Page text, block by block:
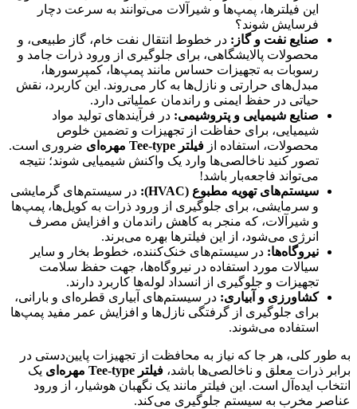
این فیلترها، پمپ‌ها و شیرآلات می‌توانند به سرعت دچار
فرسایش شوند؟
صنایع نفت و گاز: در خطوط انتقال نفت خام، گاز طبیعی، و
محصولات پالایشگاهی، برای جلوگیری از ورود ذرات جامد و
رسوبات به تجهیزات حساس مانند پمپ‌ها، کمپرسورها،
مبدل‌های حرارتی و نازل‌ها به کار می‌روند. این کاربرد، نقش
حیاتی در حفظ ایمنی و راندمان عملیاتی دارد.
صنایع شیمیایی و پتروشیمی: در فرآیندهای تولید مواد
شیمیایی، برای حفاظت از تجهیزات و تضمین خلوص
محصولات، استفاده از فیلتر Tee-type مهره‌ای
ضروری است.
تصور کنید ناخالصی‌ها وارد یک واکنش شیمیایی شوند؛ نتیجه
می‌تواند فاجعه‌بار باشد!
سیستم‌های تهویه مطبوع (HVAC):
در سیستم‌های گرمایشی
و سرمایشی، برای جلوگیری از ورود ذرات به کویل‌ها، پمپ‌ها
و شیرآلات، که منجر به کاهش راندمان و افزایش مصرف
انرژی می‌شود، از این فیلترها بهره می‌برند.
نیروگاه‌ها: در سیستم‌های خنک‌کننده، خطوط بخار و سایر
سیالات مورد استفاده در نیروگاه‌ها، جهت حفظ سلامت
تجهیزات و جلوگیری از انسداد لوله‌ها کاربرد دارند.
کشاورزی و آبیاری: در سیستم‌های آبیاری قطره‌ای و بارانی،
برای جلوگیری از گرفتگی نازل‌ها و افزایش عمر مفید پمپ‌ها
استفاده می‌شوند.
به طور کلی، هر جا که نیاز به محافظت از تجهیزات پایین‌دستی در
برابر ذرات معلق و ناخالصی‌ها باشد، فیلتر Tee-type مهره‌ای
یک
انتخاب ایده‌آل است. این فیلتر مانند یک نگهبان هوشیار، از ورود
عناصر مخرب به سیستم جلوگیری می‌کند.